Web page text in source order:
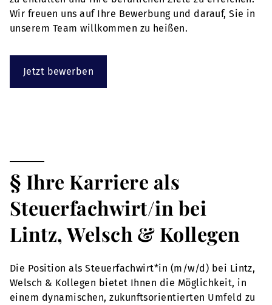
Wir freuen uns auf Ihre Bewerbung und darauf, Sie in
unserem Team willkommen zu heißen.
Jetzt bewerben
§ Ihre Karriere als
Steuerfachwirt/in bei
Lintz, Welsch & Kollegen
Die Position als Steuerfachwirt*in (m/w/d) bei Lintz,
Welsch & Kollegen bietet Ihnen die Möglichkeit, in
einem dynamischen, zukunftsorientierten Umfeld zu